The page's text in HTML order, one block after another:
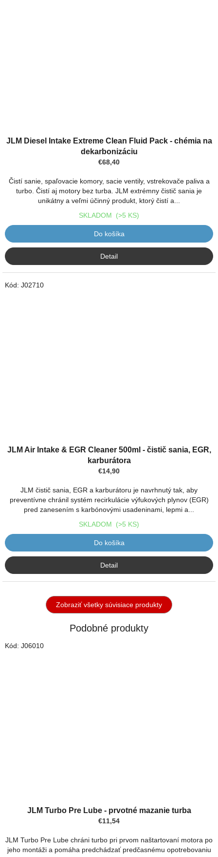
JLM Diesel Intake Extreme Clean Fluid Pack - chémia na
dekarbonizáciu
€68,40
Čistí sanie, spaľovacie komory, sacie ventily, vstrekovače paliva a
turbo. Čistí aj motory bez turba. JLM extrémny čistič sania je
unikátny a veľmi účinný produkt, ktorý čistí a...
SKLADOM (>5 KS)
Do košíka
Detail
hodnotenie
hviezdičiek.
JLM Air Intake & EGR Cleaner 500ml - čistič sania, EGR,
karburátora
€14,90
JLM čistič sania, EGR a karburátoru je navrhnutý tak, aby
preventívne chránil systém recirkulácie výfukových plynov (EGR)
pred zanesením s karbónovými usadeninami, lepmi a...
SKLADOM (>5 KS)
Do košíka
Detail
Kód: J02710
Zobraziť všetky súvisiace produkty
Podobné produkty
JLM Turbo Pre Lube - prvotné mazanie turba
€11,54
JLM Turbo Pre Lube chráni turbo pri prvom naštartovaní motora po
jeho montáži a pomáha predchádzať predčasnému opotrebovaniu
Kód: J06010